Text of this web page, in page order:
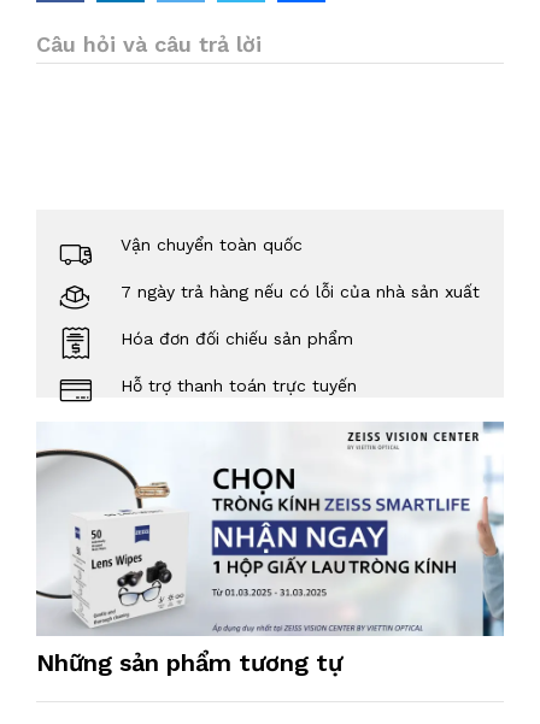
Câu hỏi và câu trả lời
Vận chuyển toàn quốc
7 ngày trả hàng nếu có lỗi của nhà sản xuất
Hóa đơn đối chiếu sản phẩm
Hỗ trợ thanh toán trực tuyến
Những sản phẩm tương tự